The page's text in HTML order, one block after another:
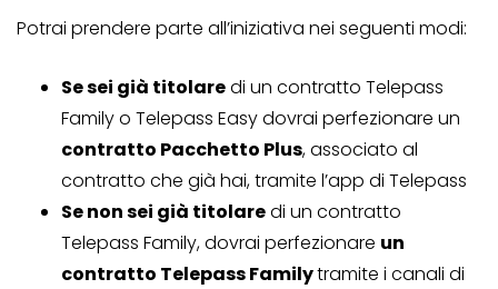
Potrai prendere parte all’iniziativa nei seguenti modi:
Se sei già titolaredi un contratto Telepass
Family o Telepass Easy dovrai perfezionare un
contratto Pacchetto Plus, associato al
contratto che già hai, tramite l’app di Telepass
Se non sei già titolaredi un contratto
Telepass Family, dovrai perfezionare un
contratto Telepass Familytramite i canali di